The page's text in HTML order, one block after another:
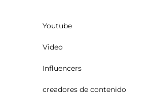
Youtube
Video
Influencers
creadores de contenido